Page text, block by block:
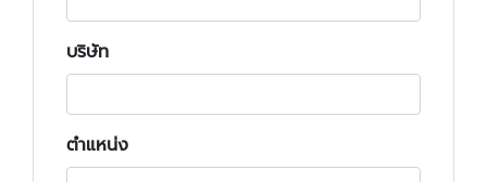
บริษัท
ตำแหน่ง